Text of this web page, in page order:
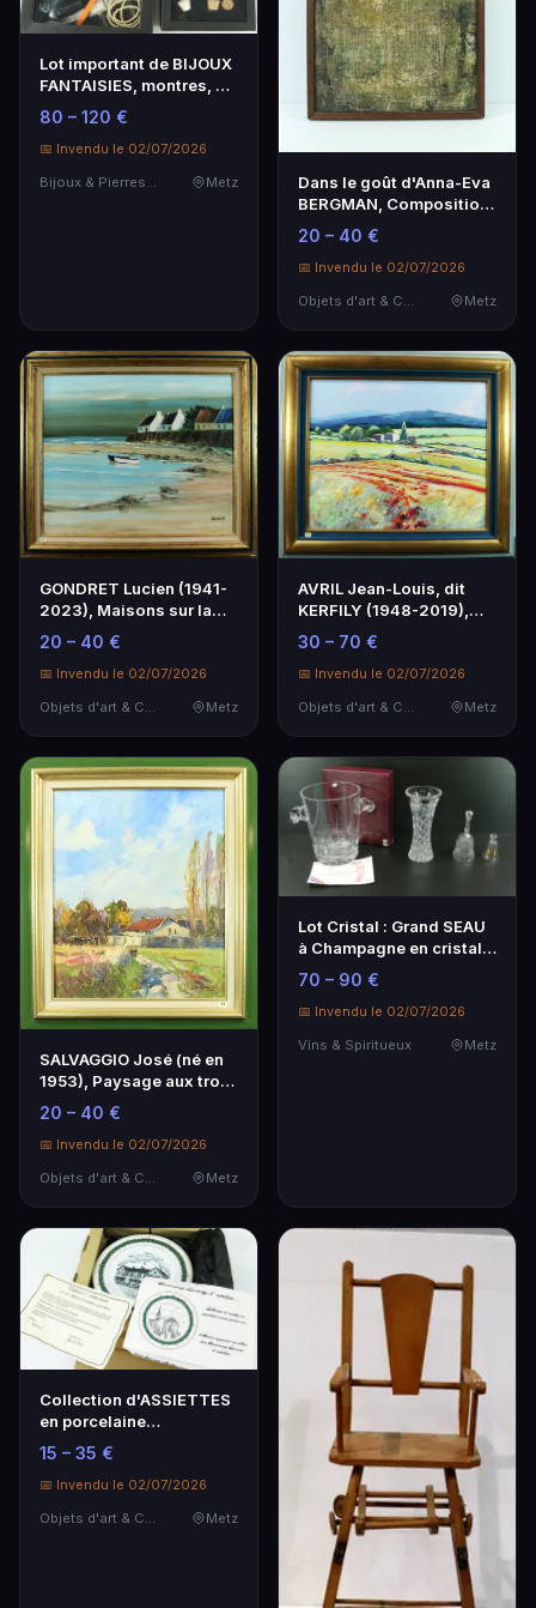
Lot important de BIJOUX
FANTAISIES, montres, 9
paires de bou…
80 – 120 €
📅 Invendu le 02/07/2026
Bijoux & Pierres Précieuses
Metz
Dans le goût d'Anna-Eva
BERGMAN, Composition,
huile sur pann…
20 – 40 €
📅 Invendu le 02/07/2026
Objets d'art & Curiosités
Metz
GONDRET Lucien (1941-
2023), Maisons sur la
jetée (Bretagne),…
20 – 40 €
📅 Invendu le 02/07/2026
Metz
AVRIL Jean-Louis, dit
KERFILY (1948-2019),
Champs avec coque…
30 – 70 €
📅 Invendu le 02/07/2026
Metz
SALVAGGIO José (né en
1953), Paysage aux trois
peupliers, hs…
20 – 40 €
📅 Invendu le 02/07/2026
Objets d'art & Curiosités
Metz
Lot Cristal : Grand SEAU
à Champagne en cristal
Arnaud de Br…
70 – 90 €
📅 Invendu le 02/07/2026
Vins & Spiritueux
Metz
Collection d'ASSIETTES
en porcelaine
SEREMANGE-ERZANGE :
6 v…
15 – 35 €
📅 Invendu le 02/07/2026
Metz